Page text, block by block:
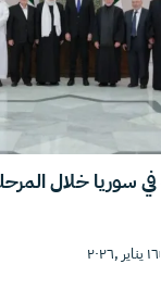
سوريا خلال
١٦ يناير ,٢٠٢٦